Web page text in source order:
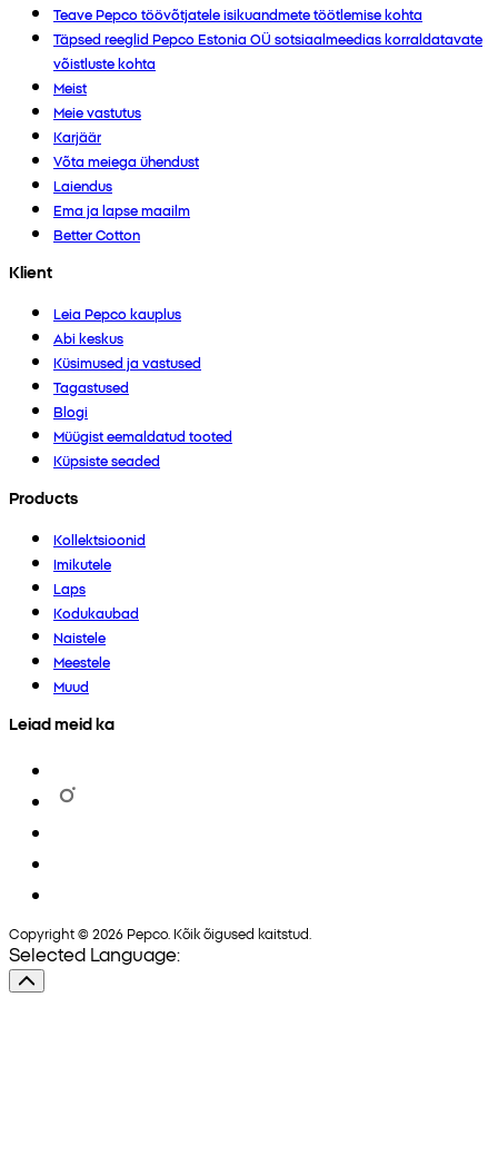
Teave Pepco töövõtjatele isikuandmete töötlemise kohta
Täpsed reeglid Pepco Estonia OÜ sotsiaalmeedias korraldatavate
võistluste kohta
Meist
Meie vastutus
Karjäär
Võta meiega ühendust
Laiendus
Ema ja lapse maailm
Better Cotton
Klient
Leia Pepco kauplus
Abi keskus
Küsimused ja vastused
Tagastused
Blogi
Müügist eemaldatud tooted
Küpsiste seaded
Products
Kollektsioonid
Imikutele
Laps
Kodukaubad
Naistele
Meestele
Muud
Leiad meid ka
Copyright © 2026 Pepco. Kõik õigused kaitstud.
Selected Language: